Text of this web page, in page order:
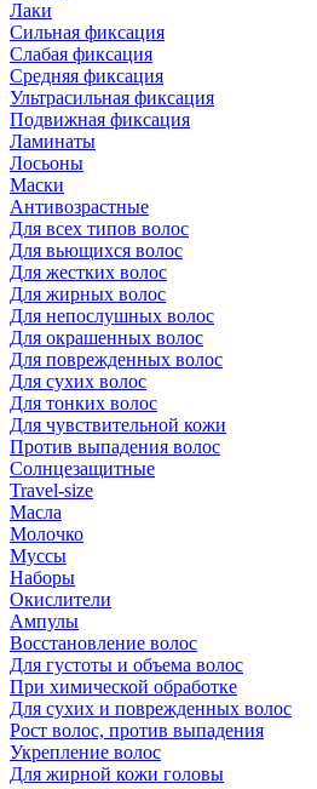
Лаки
Сильная фиксация
Слабая фиксация
Средняя фиксация
Ультрасильная фиксация
Подвижная фиксация
Ламинаты
Лосьоны
Маски
Антивозрастные
Для всех типов волос
Для вьющихся волос
Для жестких волос
Для жирных волос
Для непослушных волос
Для окрашенных волос
Для поврежденных волос
Для сухих волос
Для тонких волос
Для чувствительной кожи
Против выпадения волос
Солнцезащитные
Travel-size
Масла
Молочко
Муссы
Наборы
Окислители
Ампулы
Восстановление волос
Для густоты и объема волос
При химической обработке
Для сухих и поврежденных волос
Рост волос, против выпадения
Укрепление волос
Для жирной кожи головы